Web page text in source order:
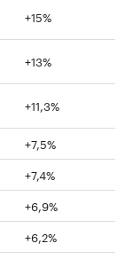
+15%
+13%
+11,3%
+7,5%
+7,4%
+6,9%
+6,2%